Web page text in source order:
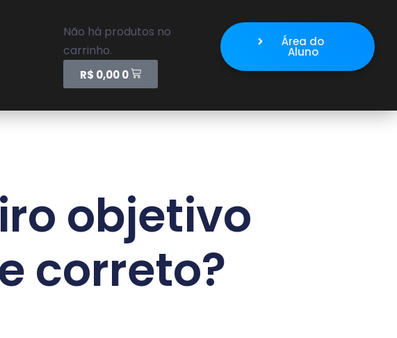
Não há produtos no
carrinho.
R$ 0,000
Área do
Aluno
objetivo
correto?